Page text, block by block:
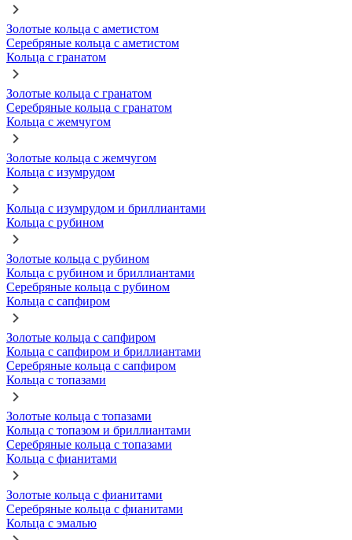
Золотые кольца с аметистом
Серебряные кольца с аметистом
Кольца с гранатом
Золотые кольца с гранатом
Серебряные кольца с гранатом
Кольца с жемчугом
Золотые кольца с жемчугом
Кольца с изумрудом
Кольца с изумрудом и бриллиантами
Кольца с рубином
Золотые кольца с рубином
Кольца с рубином и бриллиантами
Серебряные кольца с рубином
Кольца с сапфиром
Золотые кольца с сапфиром
Кольца с сапфиром и бриллиантами
Серебряные кольца с сапфиром
Кольца с топазами
Золотые кольца с топазами
Кольца с топазом и бриллиантами
Серебряные кольца с топазами
Кольца с фианитами
Золотые кольца с фианитами
Серебряные кольца с фианитами
Кольца с эмалью